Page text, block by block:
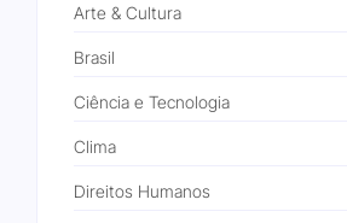
Arte & Cultura
Brasil
Ciência e Tecnologia
Clima
Direitos Humanos